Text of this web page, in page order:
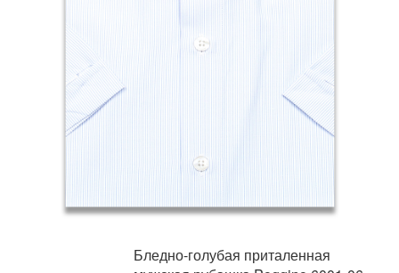
Бледно-голубая приталенная